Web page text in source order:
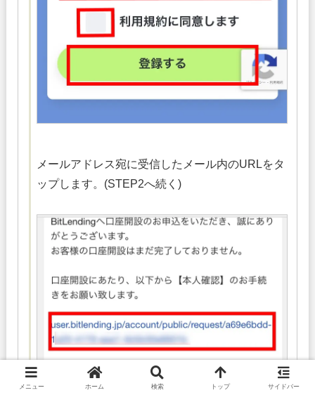
メールアドレス宛に受信したメール内のURLをタ
ップします。(STEP2へ続く)
メニュー ホーム 検索 トップ サイドバー